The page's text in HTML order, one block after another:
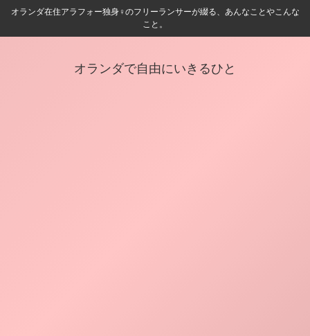
オランダ在住アラフォー独身♀️のフリーランサーが綴る、あんなことやこんな
こと。
オランダで自由にいきるひと